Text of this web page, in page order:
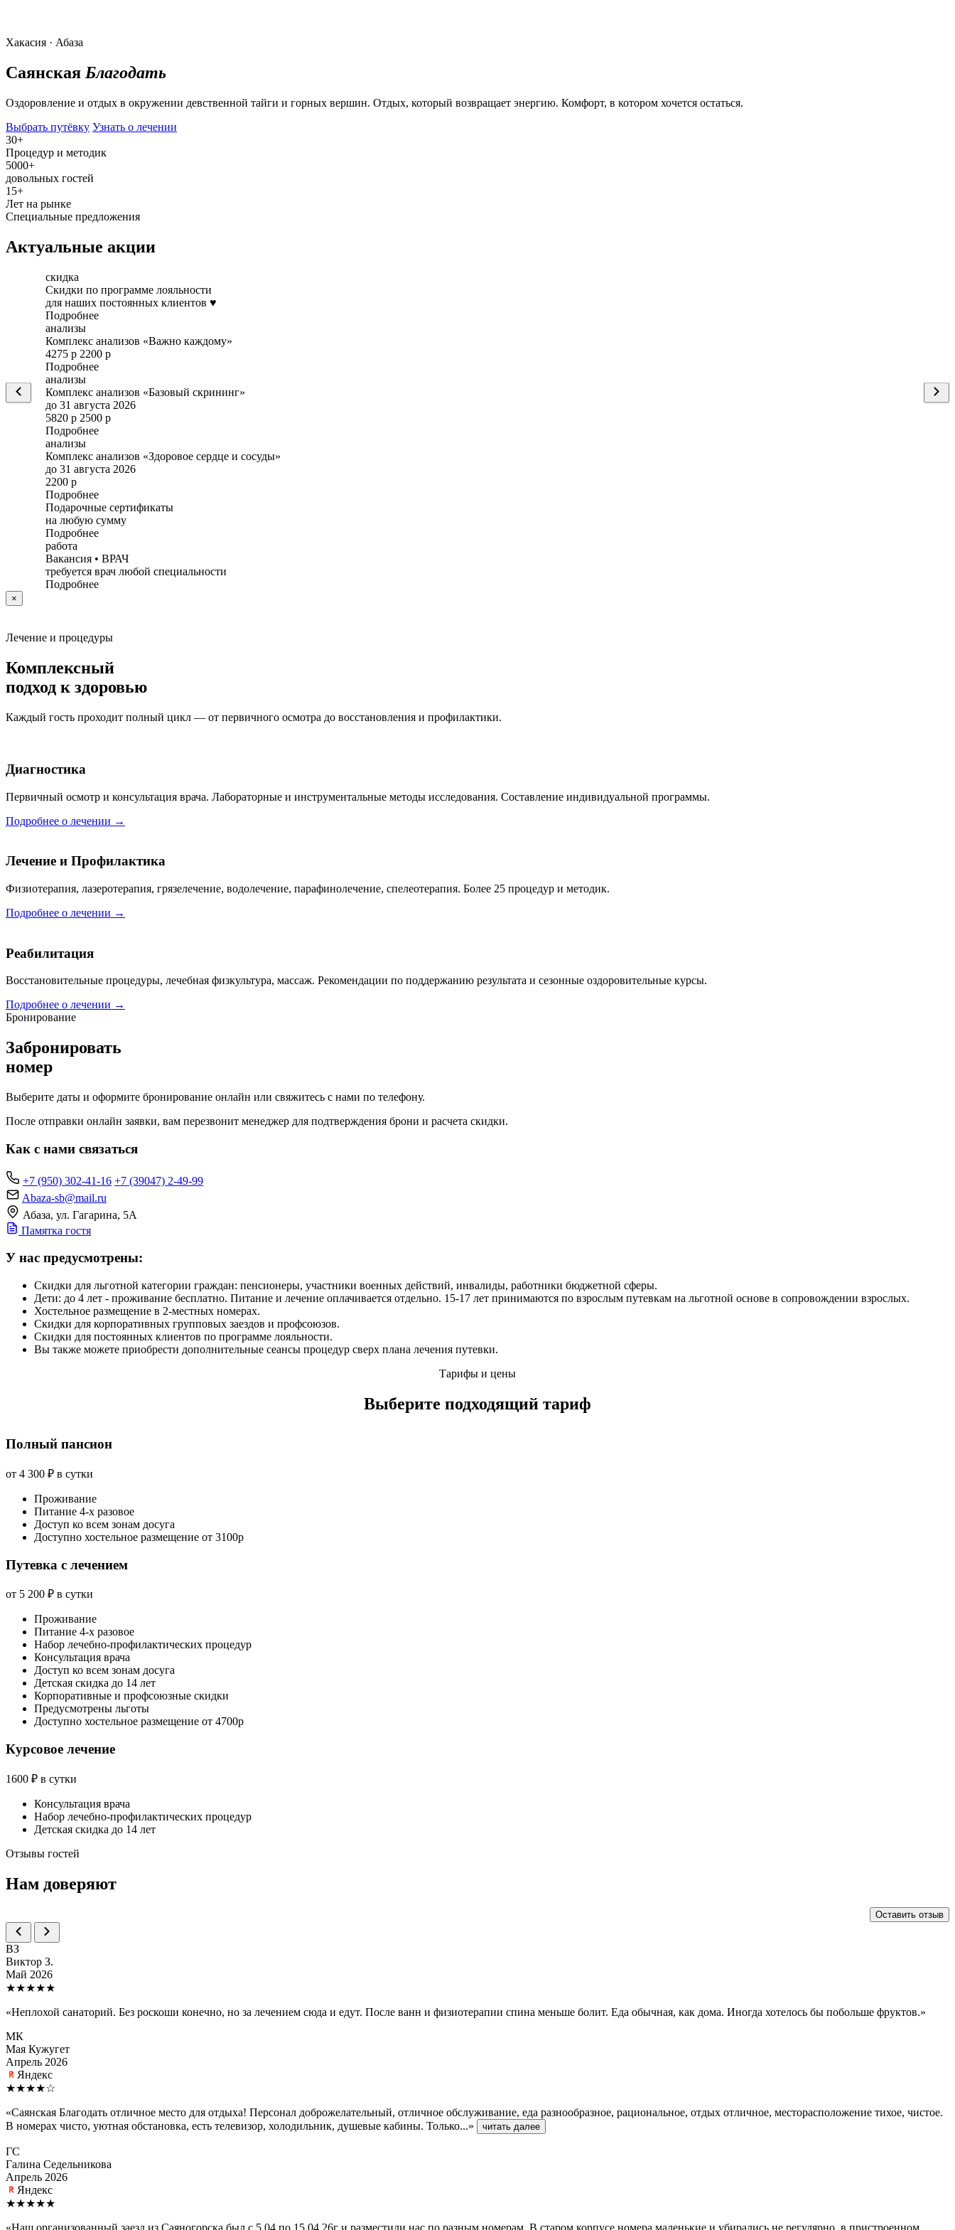
Хакасия · Абаза
Саянская Благодать
Оздоровление и отдых в окружении девственной тайги и горных вершин. Отдых, который возвращает энергию. Комфорт, в котором хочется остаться.
Выбрать путёвку Узнать о лечении
30+
Процедур и методик
5000+
довольных гостей
15+
Лет на рынке
Специальные предложения
Актуальные акции
скидка
Скидки по программе лояльности
для наших постоянных клиентов ♥
Подробнее
анализы
Комплекс анализов «Важно каждому»
4275 р 2200 р
Подробнее
анализы
Комплекс анализов «Базовый скрининг»
до 31 августа 2026
5820 р 2500 р
Подробнее
анализы
Комплекс анализов «Здоровое сердце и сосуды»
до 31 августа 2026
2200 р
Подробнее
Подарочные сертификаты
на любую сумму
Подробнее
работа
Вакансия • ВРАЧ
требуется врач любой специальности
Подробнее
×
Лечение и процедуры
Комплексный
подход к здоровью
Каждый гость проходит полный цикл — от первичного осмотра до восстановления и профилактики.
Диагностика
Первичный осмотр и консультация врача. Лабораторные и инструментальные методы исследования. Составление индивидуальной программы.
Подробнее о лечении →
Лечение и Профилактика
Физиотерапия, лазеротерапия, грязелечение, водолечение, парафинолечение, спелеотерапия. Более 25 процедур и методик.
Подробнее о лечении →
Реабилитация
Восстановительные процедуры, лечебная физкультура, массаж. Рекомендации по поддержанию результата и сезонные оздоровительные курсы.
Подробнее о лечении →
Бронирование
Забронировать
номер
Выберите даты и оформите бронирование онлайн или свяжитесь с нами по телефону.
После отправки онлайн заявки, вам перезвонит менеджер для подтверждения брони и расчета скидки.
Как с нами связаться
+7 (950) 302-41-16 +7 (39047) 2-49-99
Abaza-sb@mail.ru
Абаза, ул. Гагарина, 5А
Памятка гостя
У нас предусмотрены:
Скидки для льготной категории граждан: пенсионеры, участники военных действий, инвалиды, работники бюджетной сферы.
Дети: до 4 лет - проживание бесплатно. Питание и лечение оплачивается отдельно. 15-17 лет принимаются по взрослым путевкам на льготной основе в сопровождении взрослых.
Хостельное размещение в 2-местных номерах.
Скидки для корпоративных групповых заездов и профсоюзов.
Скидки для постоянных клиентов по программе лояльности.
Вы также можете приобрести дополнительные сеансы процедур сверх плана лечения путевки.
Тарифы и цены
Выберите подходящий тариф
Полный пансион
от 4 300 ₽ в сутки
Проживание
Питание 4-х разовое
Доступ ко всем зонам досуга
Доступно хостельное размещение от 3100р
Путевка с лечением
от 5 200 ₽ в сутки
Проживание
Питание 4-х разовое
Набор лечебно-профилактических процедур
Консультация врача
Доступ ко всем зонам досуга
Детская скидка до 14 лет
Корпоративные и профсоюзные скидки
Предусмотрены льготы
Доступно хостельное размещение от 4700р
Курсовое лечение
1600 ₽ в сутки
Консультация врача
Набор лечебно-профилактических процедур
Детская скидка до 14 лет
Отзывы гостей
Нам доверяют
Оставить отзыв
ВЗ
Виктор З.
Май 2026
★★★★★
«Неплохой санаторий. Без роскоши конечно, но за лечением сюда и едут. После ванн и физиотерапии спина меньше болит. Еда обычная, как дома. Иногда хотелось бы побольше фруктов.»
МК
Мая Кужугет
Апрель 2026
Яндекс
★★★★☆
«Саянская Благодать отличное место для отдыха! Персонал доброжелательный, отличное обслуживание, еда разнообразное, рациональное, отдых отличное, месторасположение тихое, чистое.
В номерах чисто, уютная обстановка, есть телевизор, холодильник, душевые кабины. Только...»
читать далее
ГС
Галина Седельникова
Апрель 2026
Яндекс
★★★★★